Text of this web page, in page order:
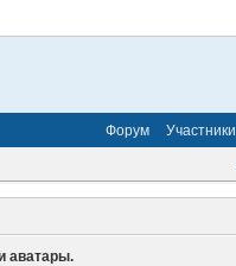
Форум Участники
аватары.